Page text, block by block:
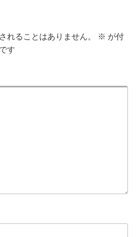
れることはありません。 ※ が付
す